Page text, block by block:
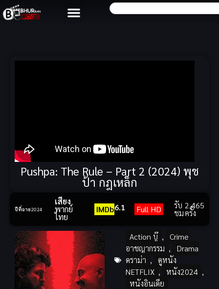
Pushpa: The Rule – Part 2 (2024) พุช
ป้า กฎเหล็ก
ปีที่ฉาย2024
เสียง
พากย์
ไทย
IMDb6.1 Full HD รับ
ชม
2,465
ครั้ง
Action บู๊ ,
Crime
อาชญากรรม ,
Drama
ดราม่า ,
ดูหนัง
NETFLIX , หนัง2024 ,
หนังอินเดีย